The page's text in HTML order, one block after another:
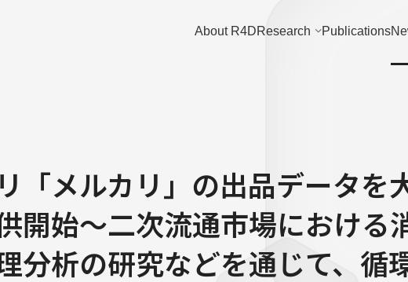
About R4DResearch Publications
「メルカリ」の出品データを
開始〜二次流通市場における
分析の研究などを通じて、循